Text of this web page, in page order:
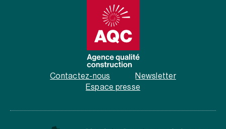
Contactez-nous
Newsletter
Espace presse